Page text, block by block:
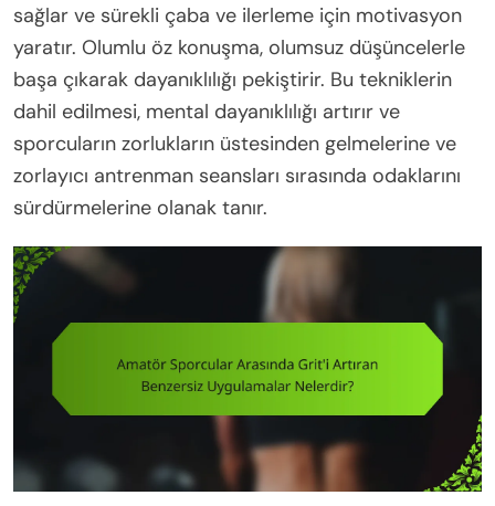
sağlar ve sürekli çaba ve ilerleme için motivasyon
yaratır. Olumlu öz konuşma, olumsuz düşüncelerle
başa çıkarak dayanıklılığı pekiştirir. Bu tekniklerin
dahil edilmesi, mental dayanıklılığı artırır ve
sporcuların zorlukların üstesinden gelmelerine ve
zorlayıcı antrenman seansları sırasında odaklarını
sürdürmelerine olanak tanır.